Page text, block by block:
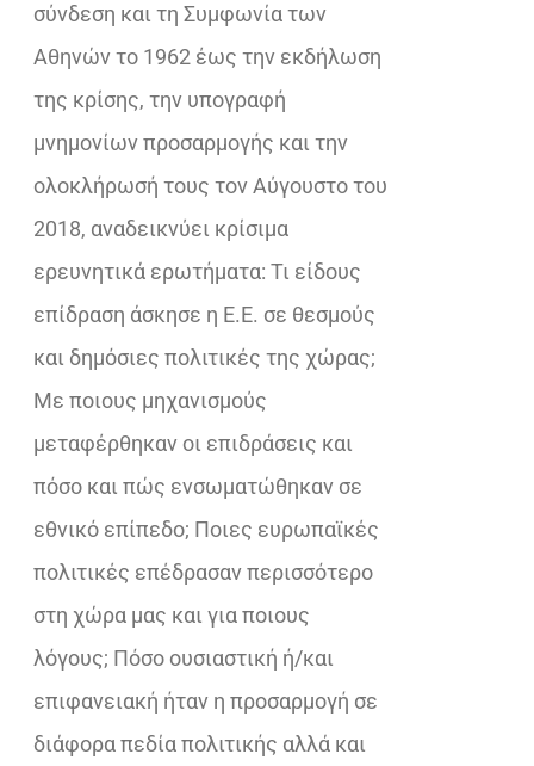
σύνδεση και τη Συμφωνία των
Αθηνών το 1962 έως την εκδήλωση
της κρίσης, την υπογραφή
μνημονίων προσαρμογής και την
ολοκλήρωσή τους τον Αύγουστο του
2018, αναδεικνύει κρίσιμα
ερευνητικά ερωτήματα: Τι είδους
επίδραση άσκησε η Ε.Ε. σε θεσμούς
και δημόσιες πολιτικές της χώρας;
Με ποιους μηχανισμούς
μεταφέρθηκαν οι επιδράσεις και
πόσο και πώς ενσωματώθηκαν σε
εθνικό επίπεδο; Ποιες ευρωπαϊκές
πολιτικές επέδρασαν περισσότερο
στη χώρα μας και για ποιους
λόγους; Πόσο ουσιαστική ή/και
επιφανειακή ήταν η προσαρμογή σε
διάφορα πεδία πολιτικής αλλά και